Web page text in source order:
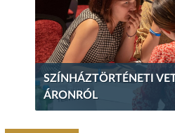
SZÍNHÁZTÖRTÉNETI
ÁRONRÓL